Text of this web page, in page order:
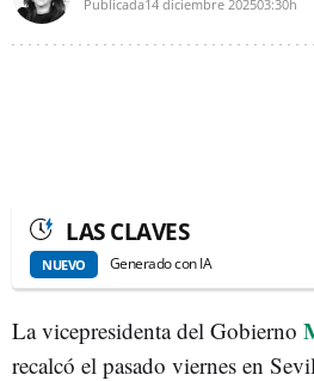
Publicada14 diciembre 202503:30h
LAS CLAVES
NUEVO Generado con IA
La vicepresidenta del Gobierno
recalcó el pasado viernes en